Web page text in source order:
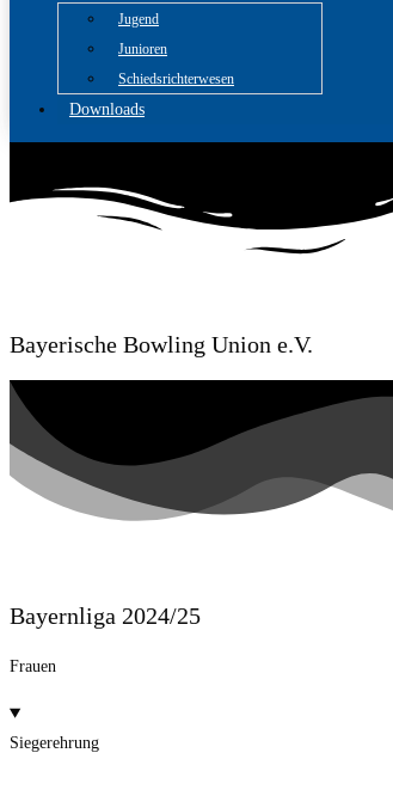
Jugend
Junioren
Schiedsrichterwesen
Downloads
Bayerische Bowling Union e.V.
Bayernliga 2024/25
Frauen
Siegerehrung